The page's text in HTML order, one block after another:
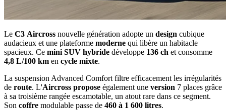
Le C3 Aircross nouvelle génération adopte un design cubique
audacieux et une plateforme moderne qui libère un habitacle
spacieux. Ce mini SUV hybride développe 136 ch et consomme
4,8 L/100 km en cycle mixte.
La suspension Advanced Comfort filtre efficacement les irrégularités
de route. L'Aircross propose également une version 7 places grâce
à sa troisième rangée escamotable, un atout rare dans ce segment.
Son coffre modulable passe de 460 à 1 600 litres.